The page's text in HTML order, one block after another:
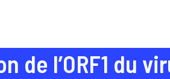
de l’ORF1 du